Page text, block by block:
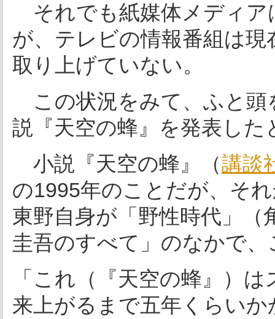
それでも紙媒体メディア
が、テレビの情報番組は
取り上げていない。
この状況をみて、ふと頭
説『天空の蜂』を発表し
小説『天空の蜂』（講談
の1995年のことだが、そ
東野自身が「野性時代」（
圭吾のすべて」のなかで
「これ（『天空の蜂』）
来上がるまで五年くらい